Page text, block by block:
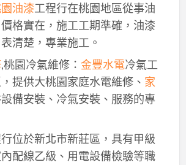
油漆工程行在桃園地區從事油
格實在，施工工期準確，油漆
清楚，專業施工。
,桃園冷氣維修： 金豐水電冷氣工
提供大桃園家庭水電維修、 家
備安裝、冷氣安裝、服務的專
位於新北市新莊區，具有甲級
配線乙級、用電設備檢驗等職